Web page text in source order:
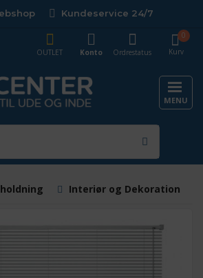
Kundeservice 24/7
Kurv
0
OUTLET
Konto Ordrestatus
MENU
Interiør og Dekoration